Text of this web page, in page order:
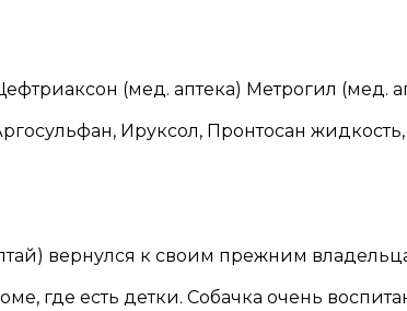
(мед. аптека) Метрогил (мед.
Ируксол, Пронтосан жидкость,
вернулся к своим прежним
где есть детки. Собачка очень